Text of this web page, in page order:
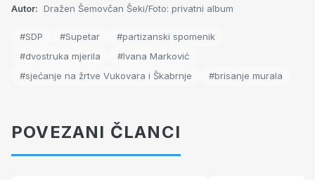
Autor: Dražen Šemovčan Šeki/Foto: privatni album
#SDP #Supetar
#partizanski spomenik
#dvostruka mjerila
#Ivana Marković
#sjećanje na žrtve Vukovara i Škabrnje
#brisanje murala
POVEZANI ČLANCI